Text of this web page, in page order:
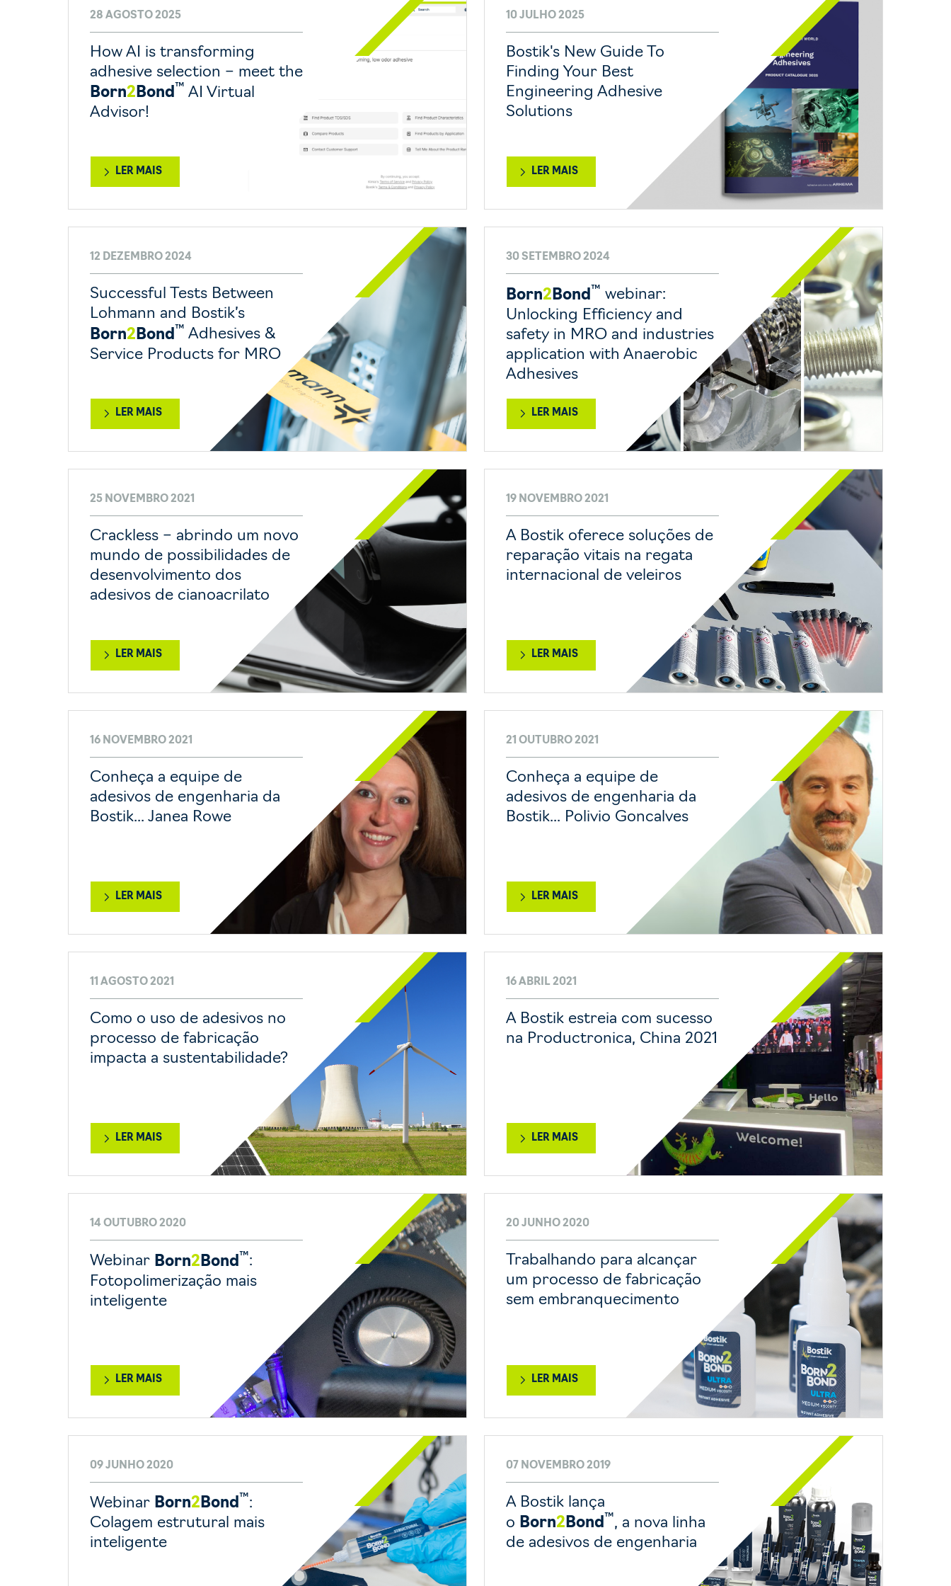
28 AGOSTO 2025
How AI is transforming
adhesive selection – meet the
Born2Bond™ AI Virtual
Advisor!
LER MAIS
10 JULHO 2025
Bostik's New Guide To
Finding Your Best
Engineering Adhesive
Solutions
LER MAIS
12 DEZEMBRO 2024
Successful Tests Between
Lohmann and Bostik’s
Born2 Bond ™ Adhesives &
Service Products for MRO
LER MAIS
30 SETEMBRO 2024
Born2 Bond ™ webinar:
Unlocking Efficiency and
safety in MRO and industries
application with Anaerobic
Adhesives
LER MAIS
25 NOVEMBRO 2021
Crackless – abrindo um novo
mundo de possibilidades de
desenvolvimento dos
adesivos de cianoacrilato
LER MAIS
19 NOVEMBRO 2021
A Bostik oferece soluções de
reparação vitais na regata
internacional de veleiros
LER MAIS
16 NOVEMBRO 2021
Conheça a equipe de
adesivos de engenharia da
Bostik... Janea Rowe
LER MAIS
21 OUTUBRO 2021
Conheça a equipe de
adesivos de engenharia da
Bostik... Polivio Goncalves
LER MAIS
11 AGOSTO 2021
Como o uso de adesivos no
processo de fabricação
impacta a sustentabilidade?
LER MAIS
16 ABRIL 2021
A Bostik estreia com sucesso
na Productronica, China 2021
LER MAIS
14 OUTUBRO 2020
Webinar Born2 Bond ™:
Fotopolimerização mais
inteligente
LER MAIS
20 JUNHO 2020
Trabalhando para alcançar
um processo de fabricação
sem embranquecimento
LER MAIS
09 JUNHO 2020
Webinar Born2Bond™:
Colagem estrutural mais
inteligente
07 NOVEMBRO 2019
A Bostik lança
o Born2Bond™, a nova linha
de adesivos de engenharia